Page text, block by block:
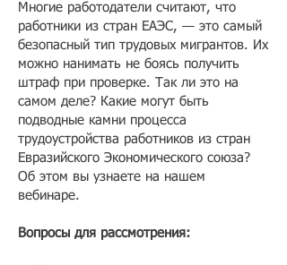
Многие работодатели считают, что
работники из стран ЕАЭС, — это самый
безопасный тип трудовых мигрантов. Их
можно нанимать не боясь получить
штраф при проверке. Так ли это на
самом деле? Какие могут быть
подводные камни процесса
трудоустройства работников из стран
Евразийского Экономического союза?
Об этом вы узнаете на нашем
вебинаре.
Вопросы для рассмотрения: